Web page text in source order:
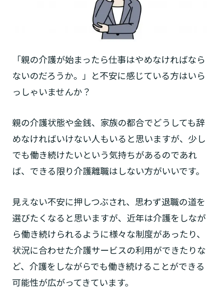
「親の介護が始まったら仕事はやめなければなら
ないのだろうか。」と不安に感じている方はいら
っしゃいませんか？
親の介護状態や金銭、家族の都合でどうしても辞
めなければいけない人もいると思いますが、少し
でも働き続けたいという気持ちがあるのであれ
ば、できる限り介護離職はしない方がいいです。
見えない不安に押しつぶされ、思わず退職の道を
選びたくなると思いますが、近年は介護をしなが
ら働き続けられるように様々な制度があったり、
状況に合わせた介護サービスの利用ができたりな
ど、介護をしながらでも働き続けることができる
可能性が広がってきています。